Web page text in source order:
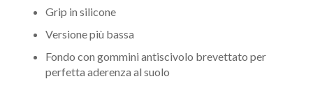
Grip in silicone
Versione più bassa
Fondo con gommini antiscivolo brevettato per
perfetta aderenza al suolo